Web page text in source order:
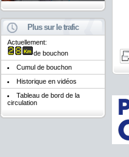
Plus sur le trafic
Actuellement:
de bouchon
Cumul de bouchon
Historique en vidéos
Tableau de bord de la
circulation